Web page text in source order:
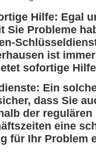
Hilfe: Egal
Sie Probleme
ist
sofortige
Ein
dass Sie
der regulären
eine
für Ihr Problem